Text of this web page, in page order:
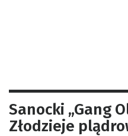
Sanocki „Gang
Złodzieje